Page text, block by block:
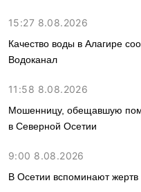
15:27 8.08.2026
Качество воды в Алагире
Водоканал
11:58 8.08.2026
Мошенницу, обещавшую
в Северной Осетии
9:00 8.08.2026
В Осетии вспоминают жертв